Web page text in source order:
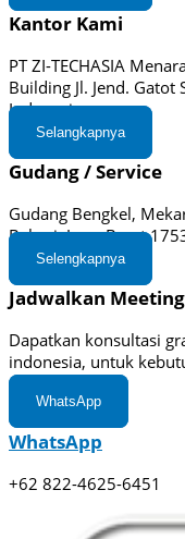
Kantor Kami
PT ZI-TECHASIA
Building Jl. Jend.
Indonesia
Selangkapnya
Gudang / Service
Gudang Bengkel,
Bekasi, Jawa Barat
Selengkapnya
Jadwalkan
Dapatkan konsultasi
indonesia, untuk
WhatsApp
WhatsApp
+62 822-4625-6451